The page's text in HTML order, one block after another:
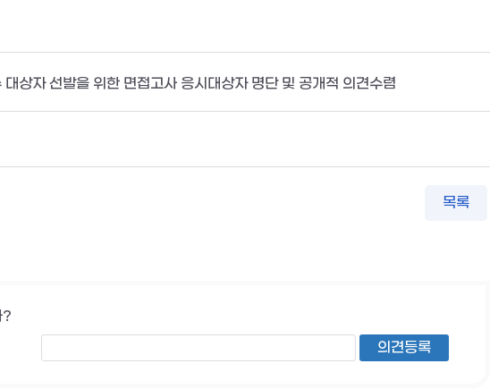
자 선발을 위한 면접고사 응시대상자 명단 및 공개적 의견수렴
목록
?